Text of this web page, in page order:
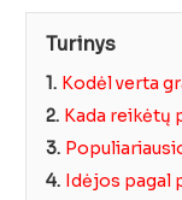
Turinys
1. Kodėl verta
2. Kada reikėtų
3.
4. Idėjos pagal